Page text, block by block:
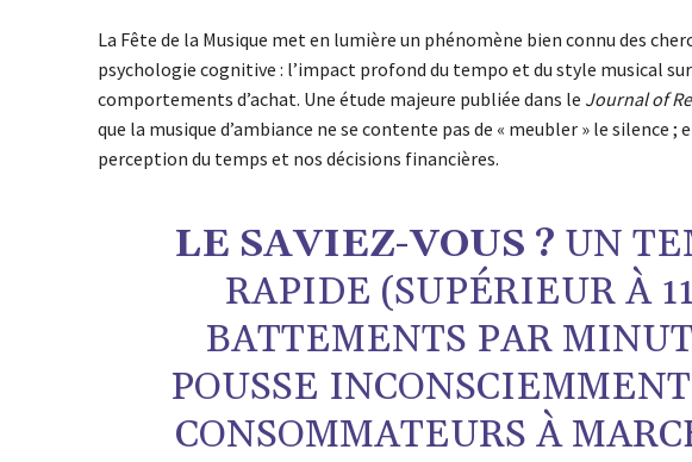
La Fête de la Musique met en lumière un phénomène bien connu des
psychologie cognitive : l’impact profond du tempo et du style musical
comportements d’achat. Une étude majeure publiée dans le Journal of
que la musique d’ambiance ne se contente pas de « meubler » le silence
perception du temps et nos décisions financières.
LE SAVIEZ-VOUS ? UN
RAPIDE (SUPÉRIEUR À
BATTEMENTS PAR
POUSSE
CONSOMMATEURS À